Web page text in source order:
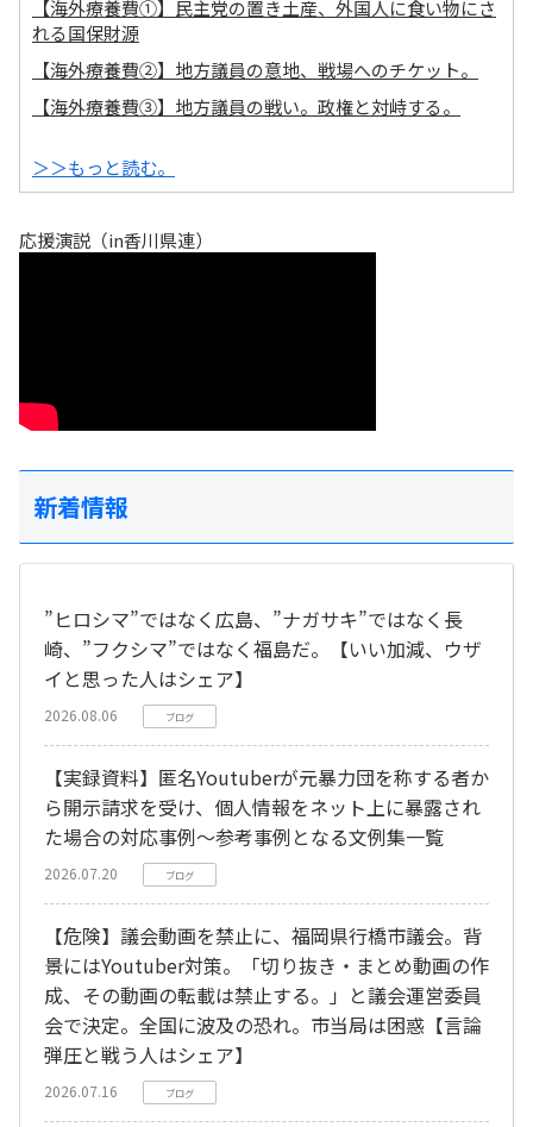
【海外療養費①】民主党の置き土産、外国人に食い物にさ
れる国保財源
【海外療養費②】地方議員の意地、戦場へのチケット。
【海外療養費③】地方議員の戦い。政権と対峙する。
＞＞もっと読む。
応援演説（in香川県連）
新着情報
”ヒロシマ”ではなく広島、”ナガサキ”ではなく長
崎、”フクシマ”ではなく福島だ。【いい加減、ウザ
イと思った人はシェア】
2026.08.06 ブログ
【実録資料】匿名Youtuberが元暴力団を称する者か
ら開示請求を受け、個人情報をネット上に暴露され
た場合の対応事例～参考事例となる文例集一覧
2026.07.20 ブログ
【危険】議会動画を禁止に、福岡県行橋市議会。背
景にはYoutuber対策。「切り抜き・まとめ動画の作
成、その動画の転載は禁止する。」と議会運営委員
会で決定。全国に波及の恐れ。市当局は困惑【言論
弾圧と戦う人はシェア】
2026.07.16 ブログ